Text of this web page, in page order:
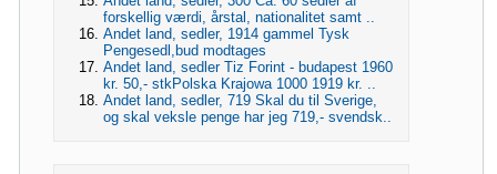
forskellig værdi, årstal, nationalitet samt ..
Andet land, sedler, 1914 gammel Tysk
Pengesedl,bud modtages
Andet land, sedler Tiz Forint - budapest 1960
kr. 50,- stkPolska Krajowa 1000 1919 kr. ..
Andet land, sedler, 719 Skal du til Sverige,
og skal veksle penge har jeg 719,- svendsk..